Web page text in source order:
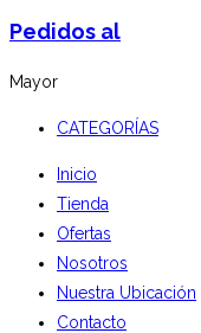
Pedidos al
Mayor
CATEGORÍAS
Inicio
Tienda
Ofertas
Nosotros
Nuestra Ubicación
Contacto